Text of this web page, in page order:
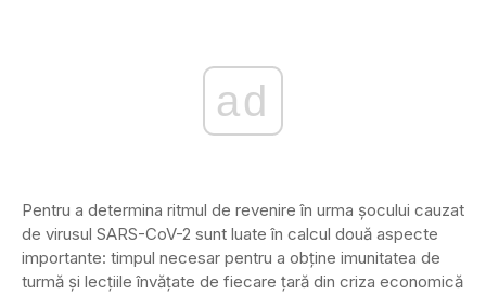
ad
Pentru a determina ritmul de revenire în urma şocului cauzat
de virusul SARS-CoV-2 sunt luate în calcul două aspecte
importante: timpul necesar pentru a obţine imunitatea de
turmă şi lecţiile învăţate de fiecare ţară din criza economică